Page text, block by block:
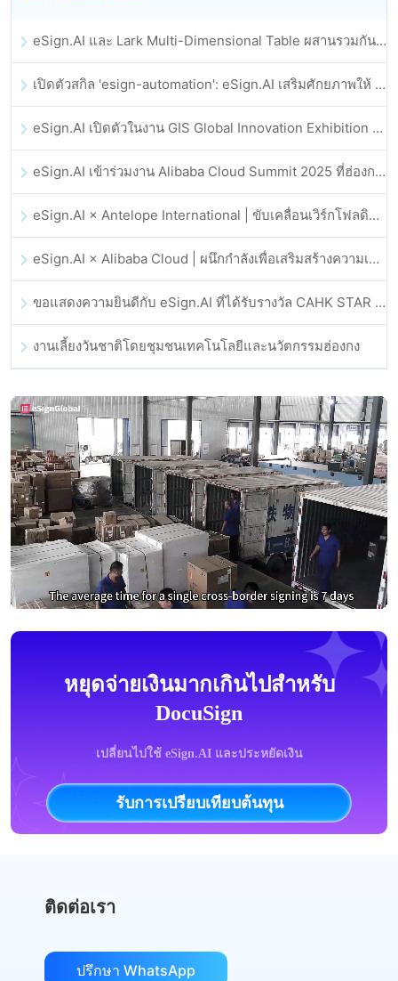
eSign.AI และ Lark Multi-Dimensional Table ผสานรวมกันอย่างเป็นทางการ: การลงนามและการเก็บถาวรสัญญาอิเล็กทรอนิกส์แบบอัตโนมัติเต็มรูปแบบ
เปิดตัวสกิล 'esign-automation': eSign.AI เสริมศักยภาพให้ OpenClaw ด้วยลายเซ็นอิเล็กทรอนิกส์อัตโนมัติ
eSign.AI เปิดตัวในงาน GIS Global Innovation Exhibition 2025
eSign.AI เข้าร่วมงาน Alibaba Cloud Summit 2025 ที่ฮ่องกง เพื่อขับเคลื่อนนวัตกรรมคลาวด์ที่ขับเคลื่อนด้วย AI และความเชื่อมั่นทางดิจิทัล
eSign.AI × Antelope International | ขับเคลื่อนเวิร์กโฟลดิจิทัลที่ปลอดภัยและขับเคลื่อนด้วย AI
eSign.AI × Alibaba Cloud | ผนึกกำลังเพื่อเสริมสร้างความเชื่อมั่นดิจิทัลระดับโลกสำหรับฟินเทค
ขอแสดงความยินดีกับ eSign.AI ที่ได้รับรางวัล CAHK STAR Award 2025
งานเลี้ยงวันชาติโดยชุมชนเทคโนโลยีและนวัตกรรมฮ่องกง
หยุดจ่ายเงินมากเกินไปสำหรับ
DocuSign
เปลี่ยนไปใช้ eSign.AI และประหยัดเงิน
รับการเปรียบเทียบต้นทุน
ติดต่อเรา
ปรึกษา WhatsApp